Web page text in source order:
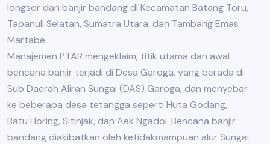
longsor dan banjir bandang di Kecamatan Batang Toru,
Tapanuli Selatan, Sumatra Utara, dan Tambang Emas
Martabe.
Manajemen PTAR mengeklaim, titik utama dan awal
bencana banjir terjadi di Desa Garoga, yang berada di
Sub Daerah Aliran Sungai (DAS) Garoga, dan menyebar
ke beberapa desa tetangga seperti Huta Godang,
Batu Horing, Sitinjak, dan Aek Ngadol. Bencana banjir
bandang diakibatkan oleh ketidakmampuan alur Sungai